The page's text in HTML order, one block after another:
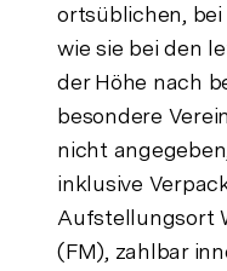
ortsüblichen,
wie sie bei den
der Höhe nach
besondere
nicht
inklusive
Aufstellungsort
(FM), zahlbar